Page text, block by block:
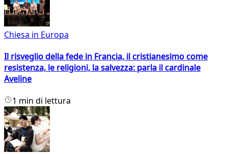
Chiesa in Europa
Il risveglio della fede in Francia, il cristianesimo come
resistenza, le religioni, la salvezza: parla il cardinale
Aveline
1 min di lettura